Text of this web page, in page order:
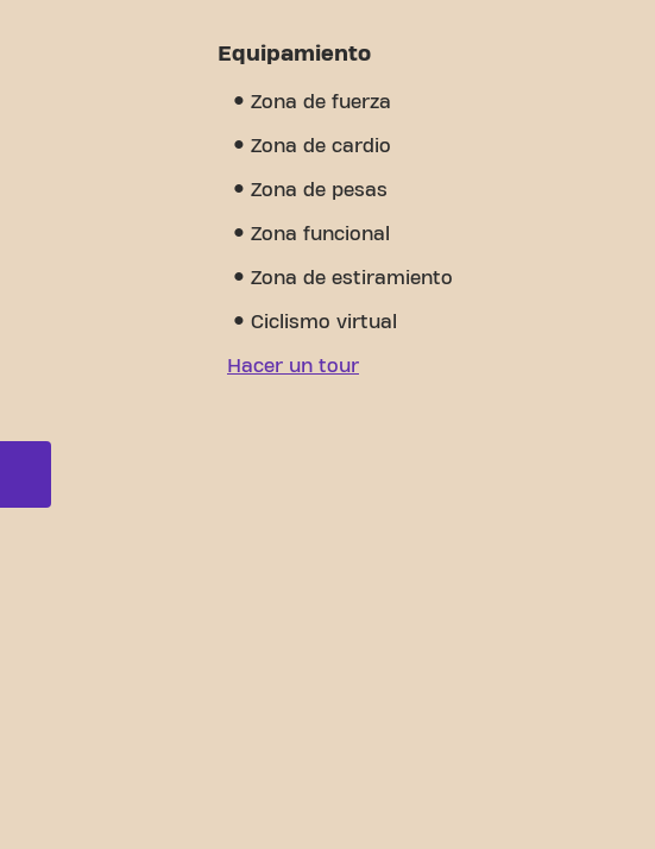
Equipamiento
Zona de fuerza
Zona de cardio
Zona de pesas
Zona funcional
Zona de estiramiento
Ciclismo virtual
Hacer un tour